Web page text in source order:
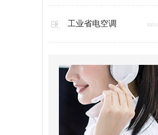
工业省电空调